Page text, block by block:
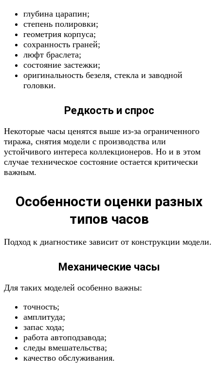
глубина царапин;
степень полировки;
геометрия корпуса;
сохранность граней;
люфт браслета;
состояние застежки;
оригинальность безеля, стекла и заводной
головки.
Редкость и спрос
Некоторые часы ценятся выше из-за ограниченного
тиража, снятия модели с производства или
устойчивого интереса коллекционеров. Но и в этом
случае техническое состояние остается критически
важным.
Особенности оценки разных
типов часов
Подход к диагностике зависит от конструкции модели.
Механические часы
Для таких моделей особенно важны:
точность;
амплитуда;
запас хода;
работа автоподзавода;
следы вмешательства;
качество обслуживания.